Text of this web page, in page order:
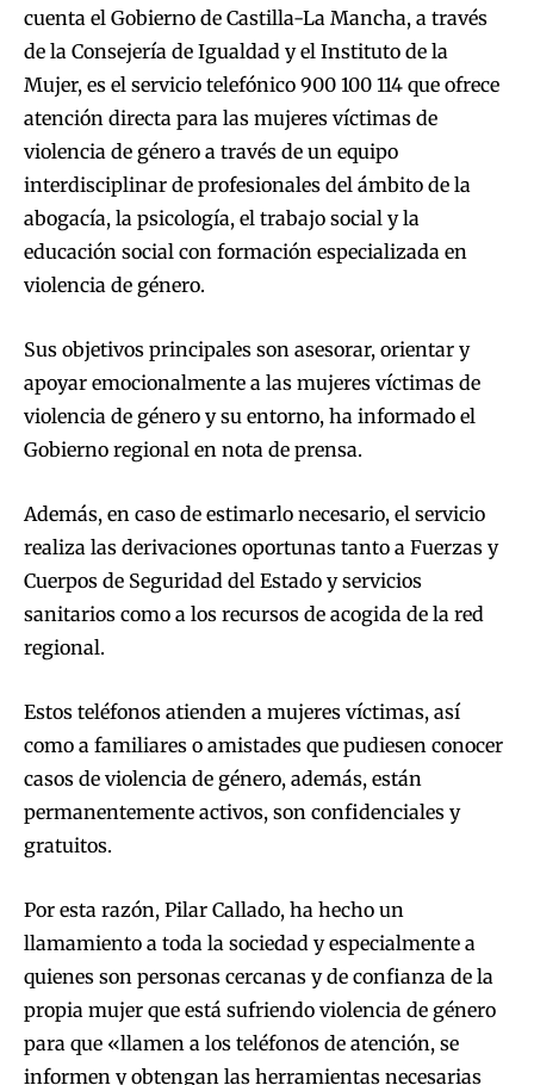
cuenta el Gobierno de Castilla-La Mancha, a través
de la Consejería de Igualdad y el Instituto de la
Mujer, es el servicio telefónico 900 100 114 que ofrece
atención directa para las mujeres víctimas de
violencia de género a través de un equipo
interdisciplinar de profesionales del ámbito de la
abogacía, la psicología, el trabajo social y la
educación social con formación especializada en
violencia de género.
Sus objetivos principales son asesorar, orientar y
apoyar emocionalmente a las mujeres víctimas de
violencia de género y su entorno, ha informado el
Gobierno regional en nota de prensa.
Además, en caso de estimarlo necesario, el servicio
realiza las derivaciones oportunas tanto a Fuerzas y
Cuerpos de Seguridad del Estado y servicios
sanitarios como a los recursos de acogida de la red
regional.
Estos teléfonos atienden a mujeres víctimas, así
como a familiares o amistades que pudiesen conocer
casos de violencia de género, además, están
permanentemente activos, son confidenciales y
gratuitos.
Por esta razón, Pilar Callado, ha hecho un
llamamiento a toda la sociedad y especialmente a
quienes son personas cercanas y de confianza de la
propia mujer que está sufriendo violencia de género
para que «llamen a los teléfonos de atención, se
informen y obtengan las herramientas necesarias